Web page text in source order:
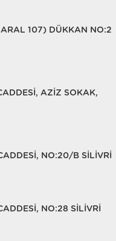
107) DÜKKAN NO:2
AZİZ SOKAK,
NO:20/B SİLİVRİ
NO:28 SİLİVRİ